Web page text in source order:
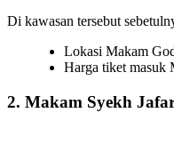
Di kawasan tersebut
Lokasi Makam
Harga tiket masuk
2. Makam Syekh